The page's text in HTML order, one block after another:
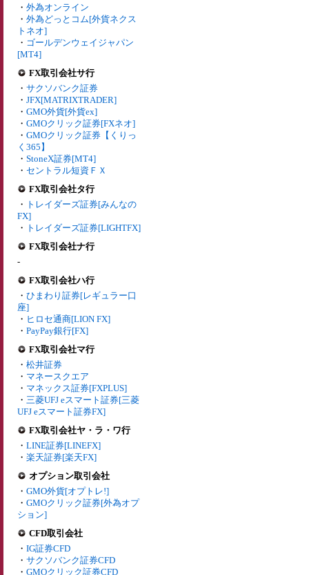
・ 外為オンライン
・ 外為どっとコム[外貨ネクス
トネオ]
・ ゴールデンウェイジャパン
[MT4]
FX取引会社サ行
・ サクソバンク証券
・ JFX[MATRIXTRADER]
・ GMO外貨[外貨ex]
・ GMOクリック証券[FXネオ]
・ GMOクリック証券【くりっ
く365】
・ StoneX証券[MT4]
・ セントラル短資ＦＸ
FX取引会社タ行
・ トレイダーズ証券[みんなの
FX]
・ トレイダーズ証券[LIGHTFX]
FX取引会社ナ行
-
FX取引会社ハ行
・ ひまわり証券[レギュラー口
座]
・ ヒロセ通商[LION FX]
・ PayPay銀行[FX]
FX取引会社マ行
・ 松井証券
・ マネースクエア
・ マネックス証券[FXPLUS]
・ 三菱UFJ eスマート証券[三菱
UFJ eスマート証券FX]
FX取引会社ヤ・ラ・ワ行
・ LINE証券[LINEFX]
・ 楽天証券[楽天FX]
オプション取引会社
・ GMO外貨[オプトレ!]
・ GMOクリック証券[外為オプ
ション]
CFD取引会社
・ IG証券CFD
・ サクソバンク証券CFD
・ GMOクリック証券CFD